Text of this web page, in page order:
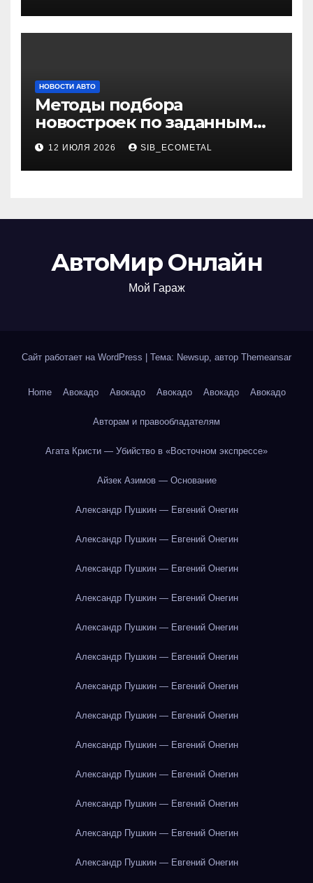
НОВОСТИ АВТО
Методы подбора
новостроек по заданным
критериям
12 ИЮЛЯ 2026 SIB_ECOMETAL
АвтоМир Онлайн
Мой Гараж
Сайт работает на WordPress Тема: Newsup, автор Themeansar
Home Авокадо Авокадо Авокадо Авокадо Авокадо
Авторам и правообладателям
Агата Кристи — Убийство в «Восточном экспрессе»
Айзек Азимов — Основание
Александр Пушкин — Евгений Онегин
Александр Пушкин — Евгений Онегин
Александр Пушкин — Евгений Онегин
Александр Пушкин — Евгений Онегин
Александр Пушкин — Евгений Онегин
Александр Пушкин — Евгений Онегин
Александр Пушкин — Евгений Онегин
Александр Пушкин — Евгений Онегин
Александр Пушкин — Евгений Онегин
Александр Пушкин — Евгений Онегин
Александр Пушкин — Евгений Онегин
Александр Пушкин — Евгений Онегин
Александр Пушкин — Евгений Онегин